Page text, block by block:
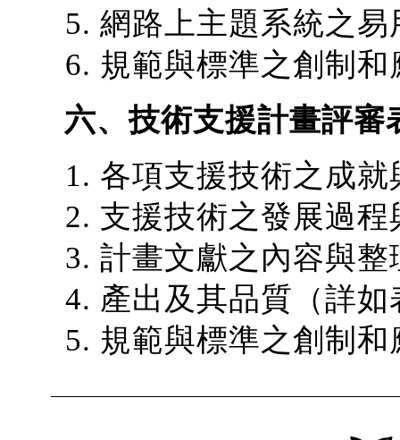
網路上主題系統之易
規範與標準之創制和
六、技術支援計畫評審
各項支援技術之成就
支援技術之發展過
計畫文獻之內容與整
產出及其品質（詳如
規範與標準之創制和